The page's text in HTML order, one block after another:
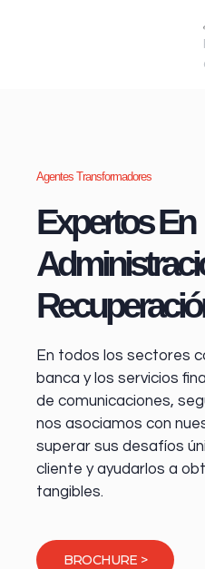
Agentes Transformadores
Expertos En
En todos los sectores
banca y los servicios
de comunicaciones,
nos asociamos con
superar sus desafíos
cliente y ayudarlos a
tangibles.
BROCHURE >